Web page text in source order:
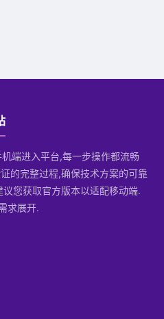
端进入平台,每一步操作都流畅
的完整过程,确保技术方案的可靠
您获取官方版本以适配移动端.
求展开.